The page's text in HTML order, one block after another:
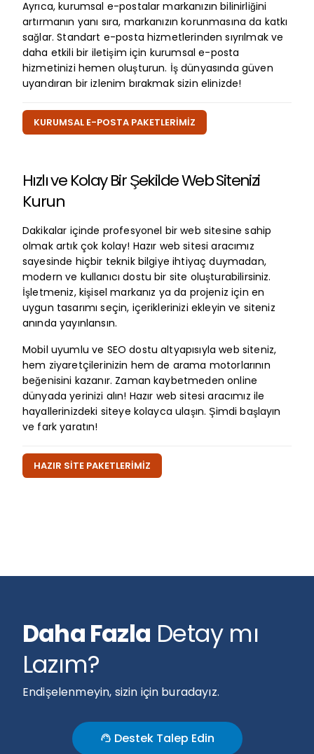
Ayrıca, kurumsal e-postalar markanızın bilinirliğini
artırmanın yanı sıra, markanızın korunmasına da katkı
sağlar. Standart e-posta hizmetlerinden sıyrılmak ve
daha etkili bir iletişim için kurumsal e-posta
hizmetinizi hemen oluşturun. İş dünyasında güven
uyandıran bir izlenim bırakmak sizin elinizde!
KURUMSAL E-POSTA PAKETLERİMİZ
Hızlı ve Kolay Bir Şekilde Web Sitenizi
Kurun
Dakikalar içinde profesyonel bir web sitesine sahip
olmak artık çok kolay! Hazır web sitesi aracımız
sayesinde hiçbir teknik bilgiye ihtiyaç duymadan,
modern ve kullanıcı dostu bir site oluşturabilirsiniz.
İşletmeniz, kişisel markanız ya da projeniz için en
uygun tasarımı seçin, içeriklerinizi ekleyin ve siteniz
anında yayınlansın.
Mobil uyumlu ve SEO dostu altyapısıyla web siteniz,
hem ziyaretçilerinizin hem de arama motorlarının
beğenisini kazanır. Zaman kaybetmeden online
dünyada yerinizi alın! Hazır web sitesi aracımız ile
hayallerinizdeki siteye kolayca ulaşın. Şimdi başlayın
ve fark yaratın!
HAZIR SİTE PAKETLERİMİZ
Daha Fazla Detay mı
Lazım?
Endişelenmeyin, sizin için buradayız.
support_agent Destek Talep Edin